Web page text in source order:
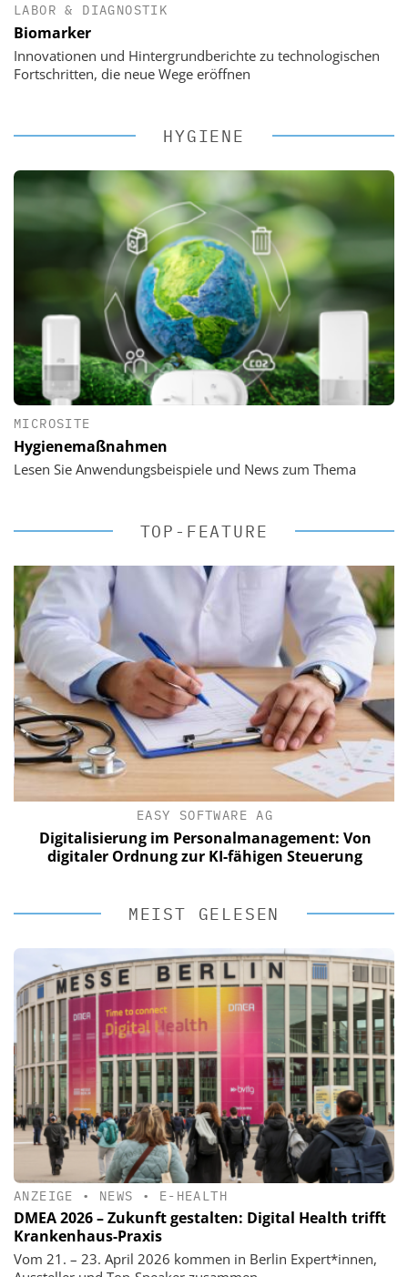
LABOR & DIAGNOSTIK
Biomarker
Innovationen und Hintergrundberichte zu technologischen
Fortschritten, die neue Wege eröffnen
HYGIENE
MICROSITE
Hygienemaßnahmen
Lesen Sie Anwendungsbeispiele und News zum Thema
TOP-FEATURE
EASY SOFTWARE AG
Digitalisierung im Personalmanagement: Von
digitaler Ordnung zur KI-fähigen Steuerung
MEIST GELESEN
ANZEIGE • NEWS • E-HEALTH
DMEA 2026 – Zukunft gestalten: Digital Health trifft
Krankenhaus-Praxis
Vom 21. – 23. April 2026 kommen in Berlin Expert*innen,